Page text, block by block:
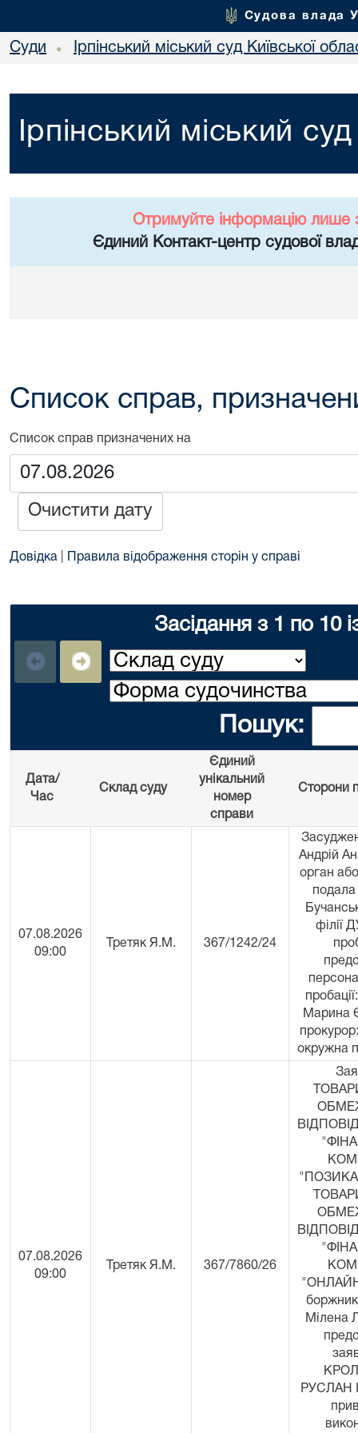
Судова влада
Суди • Ірпінський міський суд Київської
Ірпінський міський
Отримуйте інформацію лише
Єдиний Контакт-центр судової
Список справ,
Список справ призначених на
Очистити дату
Довідка Правила відображення сторін у справі
Засідання з 1 по 10
Пошук:
Дата/
Час
Склад суду
Єдиний
унікальний
номер
справи
Сторони
07.08.2026
09:00
Третяк Я.М. 367/1242/24
Андрій
орган
філії
Марина
окружна
07.08.2026
09:00
Третяк Я.М. 367/7860/26
Мілена
РУСЛАН